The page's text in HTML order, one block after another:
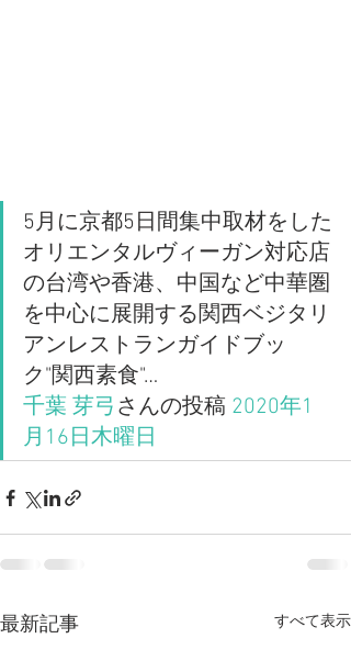
5月に京都5日間集中取材をした
オリエンタルヴィーガン対応店
の台湾や香港、中国など中華圏
を中心に展開する関西ベジタリ
アンレストランガイドブッ
ク"関西素食"…
千葉 芽弓 さんの投稿 2020年1
月16日木曜日
最新記事 すべて表示